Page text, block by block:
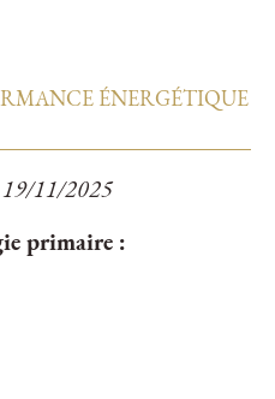
ÉNERGÉTIQUE
11/2025
primaire :